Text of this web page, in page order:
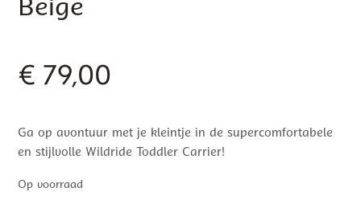
Beige
€ 79,00
Ga op avontuur met je kleintje in de supercomfortabele
en stijlvolle Wildride Toddler Carrier!
Op voorraad